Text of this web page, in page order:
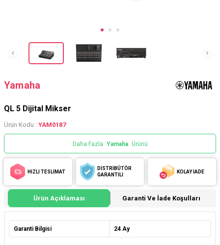
Yamaha
QL 5 Dijital Mikser
Ürün Kodu : YAM0187
Daha Fazla Yamaha Ürünü
HIZLI TESLİMAT
DİSTRİBÜTÖR
GARANTİLİ
KOLAY İADE
Ürün Açıklaması Garanti Ve İade Koşulları
Garanti Bilgisi 24 Ay